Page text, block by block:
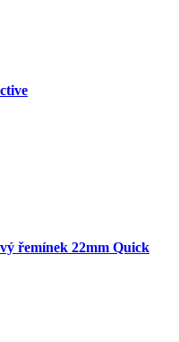
řemínek 22mm Quick